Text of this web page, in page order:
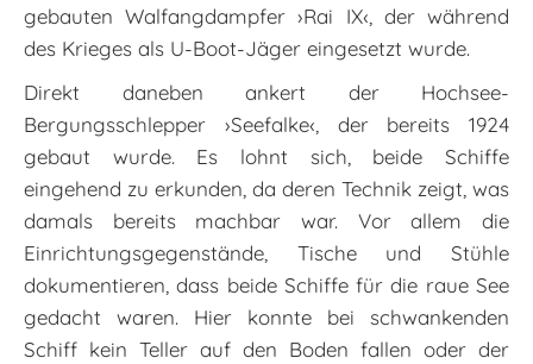
gebauten Walfangdampfer ›Rai IX‹, der während
des Krieges als U-Boot-Jäger eingesetzt wurde.
Direkt daneben ankert der Hochsee-
Bergungsschlepper ›Seefalke‹, der bereits 1924
gebaut wurde. Es lohnt sich, beide Schiffe
eingehend zu erkunden, da deren Technik zeigt, was
damals bereits machbar war. Vor allem die
Einrichtungsgegenstände, Tische und Stühle
dokumentieren, dass beide Schiffe für die raue See
gedacht waren. Hier konnte bei schwankenden
Schiff kein Teller auf den Boden fallen oder der